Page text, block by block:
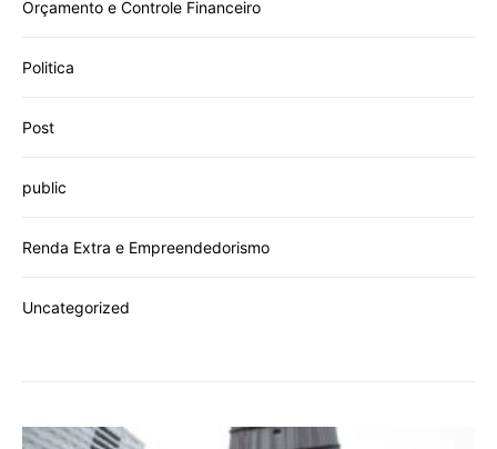
Orçamento e Controle Financeiro
Politica
Post
public
Renda Extra e Empreendedorismo
Uncategorized